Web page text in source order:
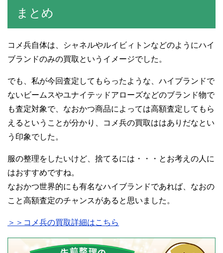
まとめ
コメ兵自体は、シャネルやルイビィトンなどのようにハイ
ブランドのみの買取というイメージでした。
でも、私が今回査定してもらったような、ハイブランドで
ないビームスやユナイテッドアローズなどのブランド物で
も査定対象で、なおかつ商品によっては高額査定してもら
えるということが分かり、コメ兵の買取ははありだなとい
う印象でした。
服の整理をしたいけど、捨てるには・・・とお考えの人に
はおすすめですね。
なおかつ世界的にも有名なハイブランドであれば、なおの
こと高額査定のチャンスがあると思いました。
＞＞コメ兵の買取詳細はこちら